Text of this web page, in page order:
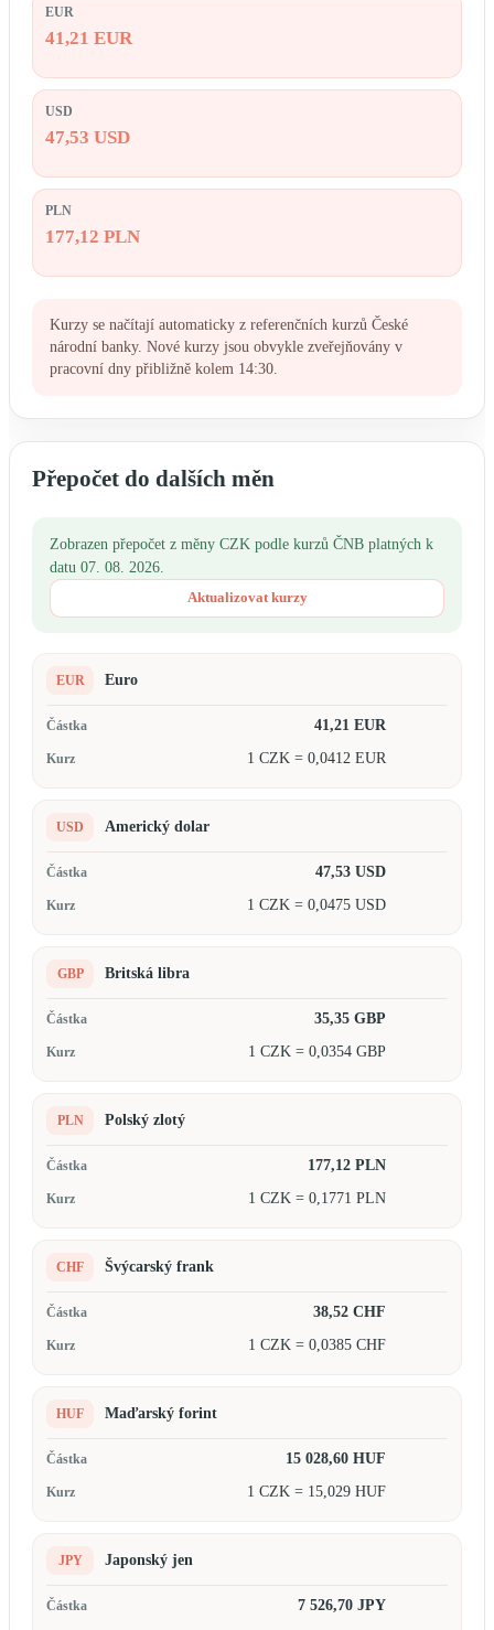
EUR
41,21 EUR
USD
47,53 USD
PLN
177,12 PLN
Kurzy se načítají automaticky z referenčních kurzů České
národní banky. Nové kurzy jsou obvykle zveřejňovány v
pracovní dny přibližně kolem 14:30.
Přepočet do dalších měn
Zobrazen přepočet z měny CZK podle kurzů ČNB platných k
datu 07. 08. 2026.
Aktualizovat kurzy
EUR Euro
41,21 EUR
1 CZK = 0,0412 EUR
USD Americký dolar
47,53 USD
1 CZK = 0,0475 USD
GBP Britská libra
35,35 GBP
1 CZK = 0,0354 GBP
PLN Polský zlotý
177,12 PLN
1 CZK = 0,1771 PLN
CHF Švýcarský frank
38,52 CHF
1 CZK = 0,0385 CHF
HUF Maďarský forint
15 028,60 HUF
1 CZK = 15,029 HUF
JPY Japonský jen
7 526,70 JPY